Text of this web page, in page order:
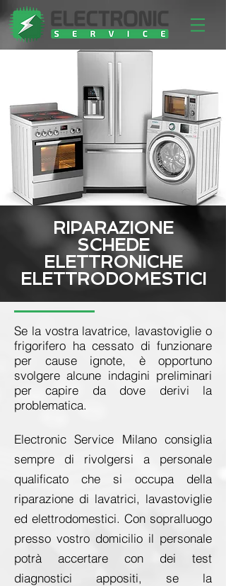
RIPARAZIONE
SCHEDE
ELETTRONICHE
ELETTRODOMESTICI
Se la vostra lavatrice, lavastoviglie o
frigorifero ha cessato di funzionare
per cause ignote, è opportuno
svolgere alcune indagini preliminari
per capire da dove derivi la
problematica.
Electronic Service Milano consiglia
sempre di rivolgersi a personale
qualificato che si occupa della
riparazione di lavatrici, lavastoviglie
ed elettrodomestici. Con sopralluogo
presso vostro domicilio il personale
potrà accertare con dei test
diagnostici appositi, se la